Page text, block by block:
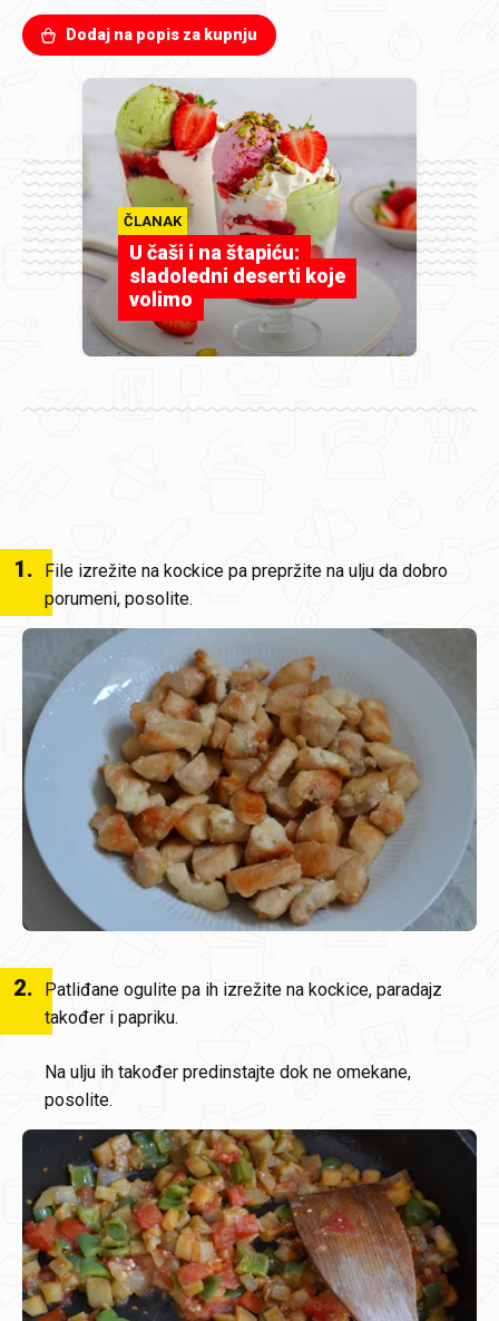
Dodaj na popis za kupnju
ČLANAK
U čaši i na štapiću:
sladoledni deserti koje
volimo
1.
File izrežite na kockice pa prepržite na ulju da dobro
porumeni, posolite.
2.
Patliđane ogulite pa ih izrežite na kockice, paradajz
također i papriku.
Na ulju ih također predinstajte dok ne omekane,
posolite.